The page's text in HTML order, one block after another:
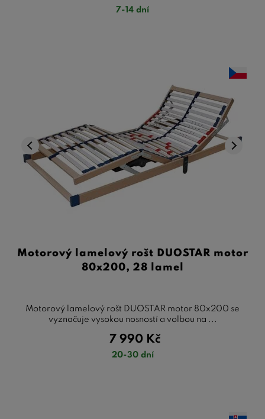
7-14 dní
Motorový lamelový rošt DUOSTAR motor
80x200, 28 lamel
Motorový lamelový rošt DUOSTAR motor 80x200 se
vyznačuje vysokou nosností a volbou na ...
7 990 Kč
20-30 dní